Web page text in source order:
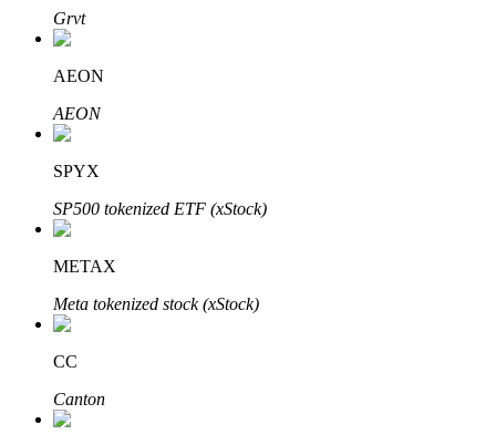
تعلم الستاكينغ
Grvt
AEON
AEON
SPYX
SP500 tokenized ETF (xStock)
METAX
Meta tokenized stock (xStock)
CC
Canton